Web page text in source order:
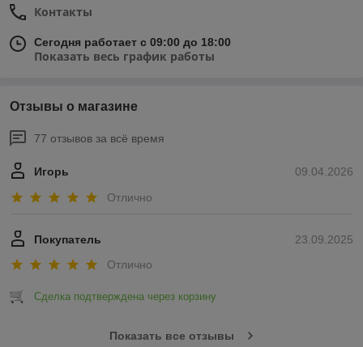
Контакты
Сегодня работает с 09:00 до 18:00
Показать весь график работы
Отзывы о магазине
77 отзывов за всё время
09.04.2026
Игорь
Отлично
23.09.2025
Покупатель
Отлично
Сделка подтверждена через корзину
Показать все отзывы